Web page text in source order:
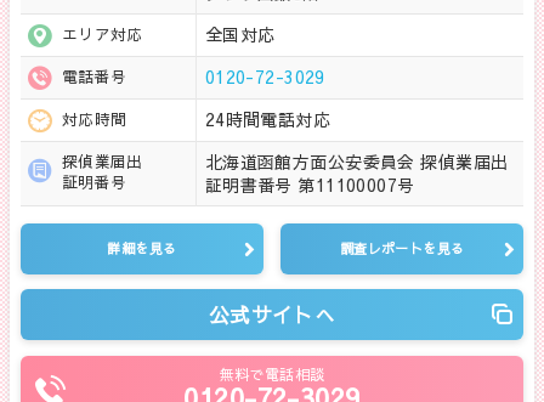
エリア対応 全国対応
電話番号 0120-72-3029
対応時間 24時間電話対応
探偵業届出
証明番号
北海道函館方面公安委員会 探偵業届出
証明書番号 第11100007号
詳細を見る 調査レポートを見る
公式サイトへ
無料で電話相談